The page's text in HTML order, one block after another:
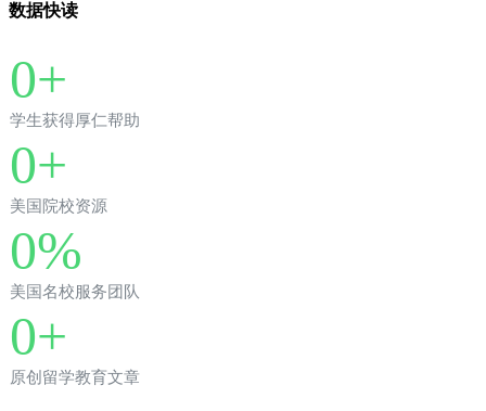
数据快读
0+
学生获得厚仁帮助
0+
美国院校资源
0%
美国名校服务团队
0+
原创留学教育文章